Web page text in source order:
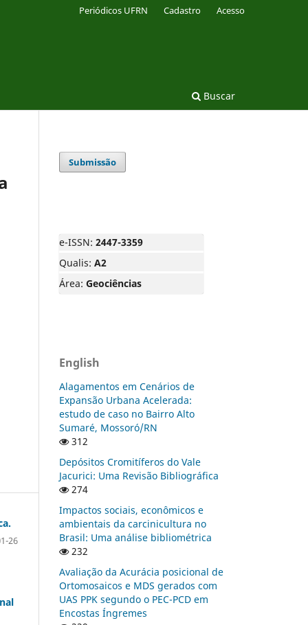
Buscar
Periódicos UFRN Cadastro Acesso
26
Submissão
e-ISSN: 2447-3359
Qualis: A2
Área: Geociências
English
Alagamentos em Cenários de
Expansão Urbana Acelerada:
estudo de caso no Bairro Alto
Sumaré, Mossoró/RN
312
Depósitos Cromitíferos do Vale
Jacurici: Uma Revisão Bibliográfica
274
Impactos sociais, econômicos e
ambientais da carcinicultura no
Brasil: Uma análise bibliométrica
232
Avaliação da Acurácia posicional de
Ortomosaicos e MDS gerados com
UAS PPK segundo o PEC-PCD em
Encostas Íngremes